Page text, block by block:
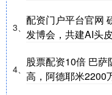
3、
配资门户平台官网
发博会，共建AI头
4、
股票配资10倍 巴
高，阿德耶米2200